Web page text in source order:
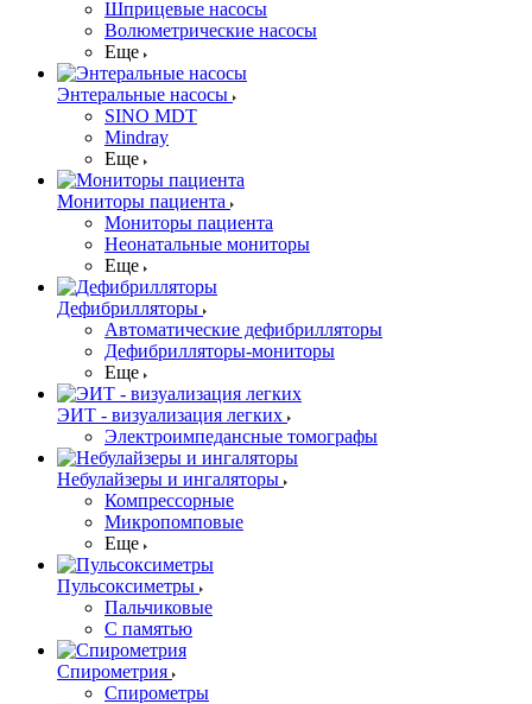
Шприцевые насосы
Волюметрические насосы
Еще
Энтеральные насосы
SINO MDT
Mindray
Еще
Мониторы пациента
Мониторы пациента
Неонатальные мониторы
Еще
Дефибрилляторы
Автоматические дефибрилляторы
Дефибрилляторы-мониторы
Еще
ЭИТ - визуализация легких
Электроимпедансные томографы
Небулайзеры и ингаляторы
Компрессорные
Микропомповые
Еще
Пульсоксиметры
Пальчиковые
С памятью
Спирометрия
Спирометры